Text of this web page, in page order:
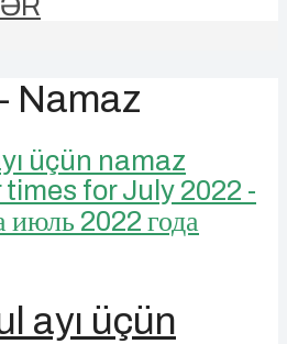
Namaz
ayı üçün